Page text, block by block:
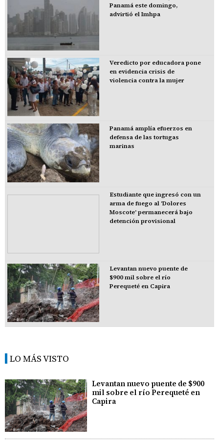
Panamá este domingo,
advirtió el Imhpa
Veredicto por educadora pone
en evidencia crisis de
violencia contra la mujer
Panamá amplía efuerzos en
defensa de las tortugas
marinas
Estudiante que ingresó con un
arma de fuego al 'Dolores
Moscote' permanecerá bajo
detención provisional
Levantan nuevo puente de
$900 mil sobre el río
Perequeté en Capira
LO MÁS VISTO
Levantan nuevo puente de $900
mil sobre el río Perequeté en
Capira